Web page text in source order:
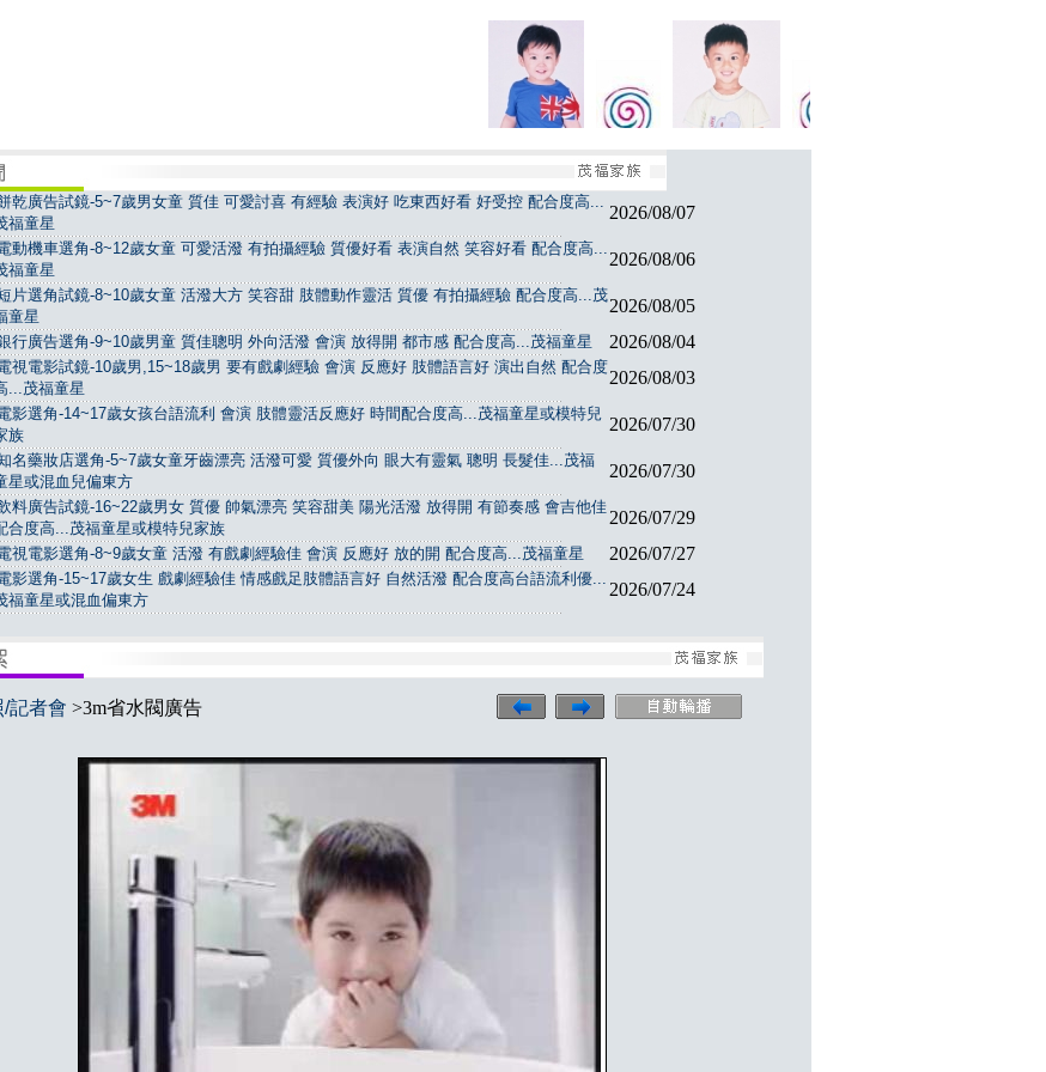
乾廣告試鏡-5~7歲男女童 質佳 可愛討喜 有經驗 表演好 吃東西好看 好受控 配合度高...
福童星
2026/08/07
動機車選角-8~12歲女童 可愛活潑 有拍攝經驗 質優好看 表演自然 笑容好看 配合度高...
福童星
2026/08/06
片選角試鏡-8~10歲女童 活潑大方 笑容甜 肢體動作靈活 質優 有拍攝經驗 配合度高...茂
童星
2026/08/05
行廣告選角-9~10歲男童 質佳聰明 外向活潑 會演 放得開 都市感 配合度高...茂福童星 2026/08/04
視電影試鏡-10歲男,15~18歲男 要有戲劇經驗 會演 反應好 肢體語言好 演出自然 配合度
...茂福童星
2026/08/03
影選角-14~17歲女孩台語流利 會演 肢體靈活反應好 時間配合度高...茂福童星或模特兒
族
2026/07/30
名藥妝店選角-5~7歲女童牙齒漂亮 活潑可愛 質優外向 眼大有靈氣 聰明 長髮佳...茂福
星或混血兒偏東方
2026/07/30
料廣告試鏡-16~22歲男女 質優 帥氣漂亮 笑容甜美 陽光活潑 放得開 有節奏感 會吉他佳
合度高...茂福童星或模特兒家族
2026/07/29
視電影選角-8~9歲女童 活潑 有戲劇經驗佳 會演 反應好 放的開 配合度高...茂福童星 2026/07/27
影選角-15~17歲女生 戲劇經驗佳 情感戲足肢體語言好 自然活潑 配合度高台語流利優...
福童星或混血偏東方
2026/07/24
/記者會 >3m省水閥廣告